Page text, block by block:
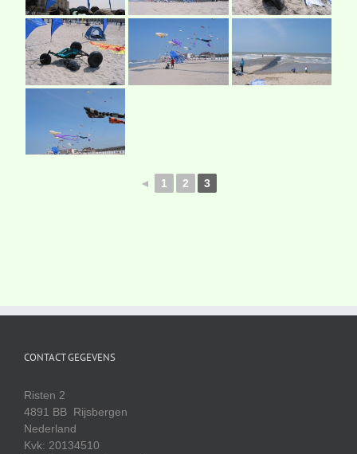
◄ 1 2 3
CONTACT GEGEVENS
Risten 2
4891 BB Rijsbergen
Nederland
Kvk: 20134510